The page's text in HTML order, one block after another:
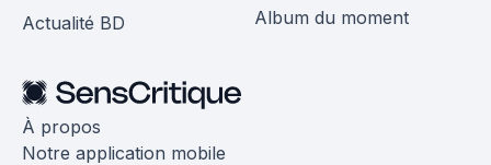
Actualité BD
Album du moment
À propos
Notre application mobile